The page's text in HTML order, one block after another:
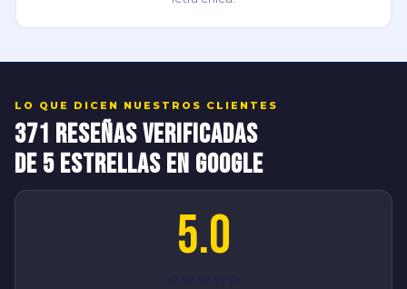
LO QUE DICEN NUESTROS CLIENTES
371 Reseñas Verificadas
de 5 Estrellas en Google
5.0